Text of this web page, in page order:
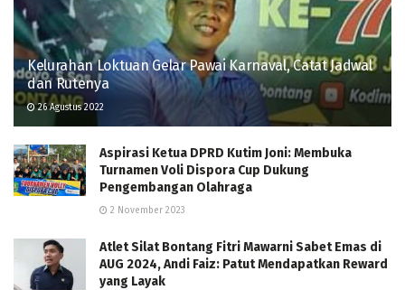
Kelurahan Loktuan Gelar Pawai Karnaval, Catat Jadwal
dan Rutenya
26 Agustus 2022
Aspirasi Ketua DPRD Kutim Joni: Membuka
Turnamen Voli Dispora Cup Dukung
Pengembangan Olahraga
2 November 2023
Atlet Silat Bontang Fitri Mawarni Sabet Emas di
AUG 2024, Andi Faiz: Patut Mendapatkan Reward
yang Layak